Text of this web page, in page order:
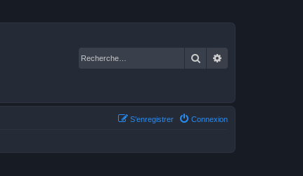
Rechercher
Connexion
S’enregistrer